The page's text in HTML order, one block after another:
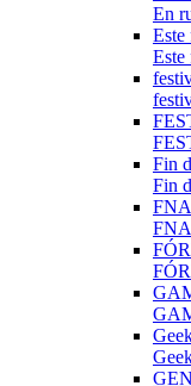
En
Este
Este
Fin
Fin